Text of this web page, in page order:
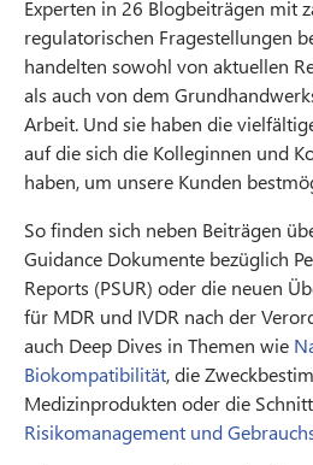
Experten in 26 Blogbeiträgen mit
regulatorischen Fragestellungen
handelten sowohl von aktuellen
als auch von dem
Arbeit. Und sie haben die
auf die sich die Kolleginnen und
haben, um unsere Kunden
So finden sich neben Beiträgen
Guidance Dokumente bezüglich
Reports (PSUR) oder die neuen
für MDR und IVDR nach der
auch Deep Dives in Themen wie
Biokompatibilität, die
Medizinprodukten oder die
Risikomanagement und